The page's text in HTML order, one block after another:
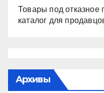
Товары под
каталог для
Архивы